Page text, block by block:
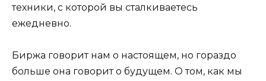
техники, с которой вы сталкиваетесь
ежедневно.
Биржа говорит нам о настоящем, но гораздо
больше она говорит о будущем. О том, как мы